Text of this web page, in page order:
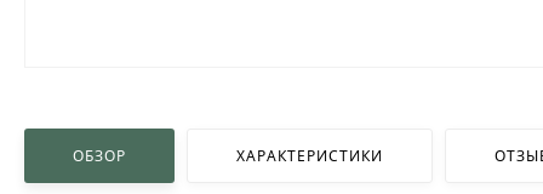
ОБЗОР ХАРАКТЕРИСТИКИ